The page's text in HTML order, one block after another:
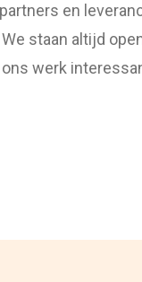
en
staan altijd
werk